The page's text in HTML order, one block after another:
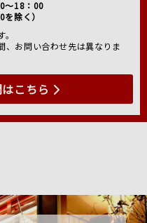
～18：00
除く）
お問い合わせ先は異なりま
こちら